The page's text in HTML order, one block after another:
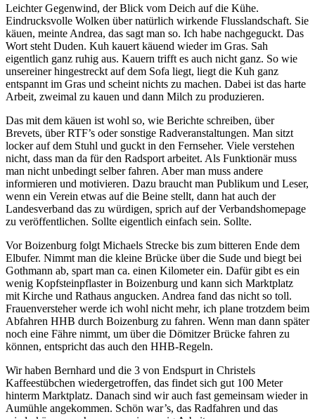
Leichter Gegenwind, der Blick vom Deich auf die Kühe.
Eindrucksvolle Wolken über natürlich wirkende Flusslandschaft. Sie
käuen, meinte Andrea, das sagt man so. Ich habe nachgeguckt. Das
Wort steht Duden. Kuh kauert käuend wieder im Gras. Sah
eigentlich ganz ruhig aus. Kauern trifft es auch nicht ganz. So wie
unsereiner hingestreckt auf dem Sofa liegt, liegt die Kuh ganz
entspannt im Gras und scheint nichts zu machen. Dabei ist das harte
Arbeit, zweimal zu kauen und dann Milch zu produzieren.
Das mit dem käuen ist wohl so, wie Berichte schreiben, über
Brevets, über RTF’s oder sonstige Radveranstaltungen. Man sitzt
locker auf dem Stuhl und guckt in den Fernseher. Viele verstehen
nicht, dass man da für den Radsport arbeitet. Als Funktionär muss
man nicht unbedingt selber fahren. Aber man muss andere
informieren und motivieren. Dazu braucht man Publikum und Leser,
wenn ein Verein etwas auf die Beine stellt, dann hat auch der
Landesverband das zu würdigen, sprich auf der Verbandshomepage
zu veröffentlichen. Sollte eigentlich einfach sein. Sollte.
Vor Boizenburg folgt Michaels Strecke bis zum bitteren Ende dem
Elbufer. Nimmt man die kleine Brücke über die Sude und biegt bei
Gothmann ab, spart man ca. einen Kilometer ein. Dafür gibt es ein
wenig Kopfsteinpflaster in Boizenburg und kann sich Marktplatz
mit Kirche und Rathaus angucken. Andrea fand das nicht so toll.
Frauenversteher werde ich wohl nicht mehr, ich plane trotzdem beim
Abfahren HHB durch Boizenburg zu fahren. Wenn man dann später
noch eine Fähre nimmt, um über die Dömitzer Brücke fahren zu
können, entspricht das auch den HHB-Regeln.
Wir haben Bernhard und die 3 von Endspurt in Christels
Kaffeestübchen wiedergetroffen, das findet sich gut 100 Meter
hinterm Marktplatz. Danach sind wir auch fast gemeinsam wieder in
Aumühle angekommen. Schön war’s, das Radfahren und das